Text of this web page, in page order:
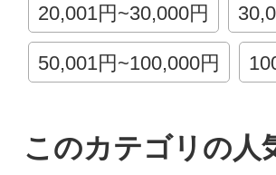
20,001円~30,000円
50,001円~100,000円
このカテゴリの人